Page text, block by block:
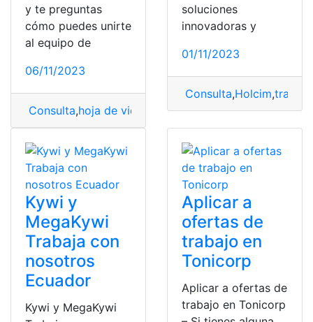
y te preguntas
cómo puedes unirte
al equipo de
06/11/2023
Consulta,hoja de vida McDonald’s,trabaja con
soluciones
innovadoras y
01/11/2023
Consulta,Holcim,
Kywi y
MegaKywi
Trabaja con
nosotros
Ecuador
Kywi y MegaKywi
Aplicar a
ofertas de
trabajo en
Tonicorp
Aplicar a ofertas de
trabajo en Tonicorp